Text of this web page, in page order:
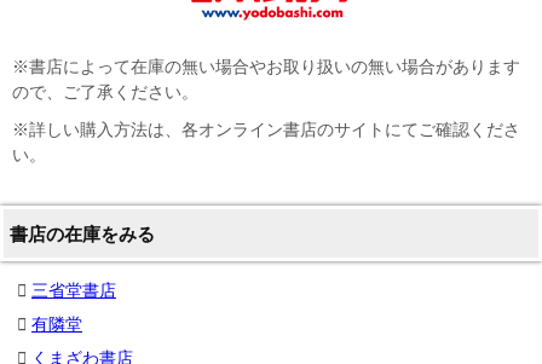
※書店によって在庫の無い場合やお取り扱いの無い場合があります
ので、ご了承ください。
※詳しい購入方法は、各オンライン書店のサイトにてご確認くださ
い。
書店の在庫をみる
三省堂書店
有隣堂
くまざわ書店